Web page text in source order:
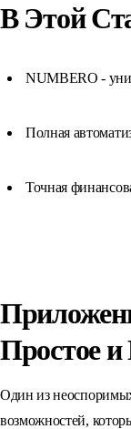
В Этой
NUMBERO -
Полная
Точная
Простое и
Один из
возможностей,